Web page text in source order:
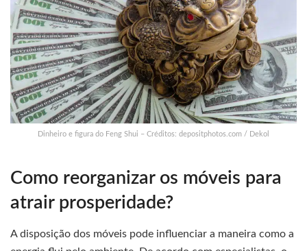
Dinheiro e figura do Feng Shui – Créditos: depositphotos.com / Dekol
Como reorganizar os móveis para
atrair prosperidade?
A disposição dos móveis pode influenciar a maneira como a